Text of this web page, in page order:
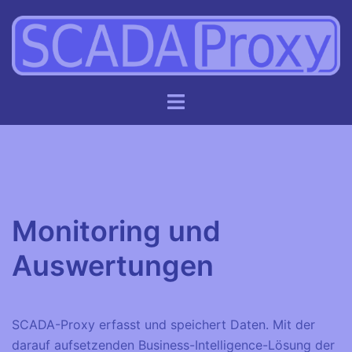
Inhalt
springen
Monitoring und
Auswertungen
SCADA-Proxy erfasst und speichert Daten. Mit der
darauf aufsetzenden Business-Intelligence-Lösung der